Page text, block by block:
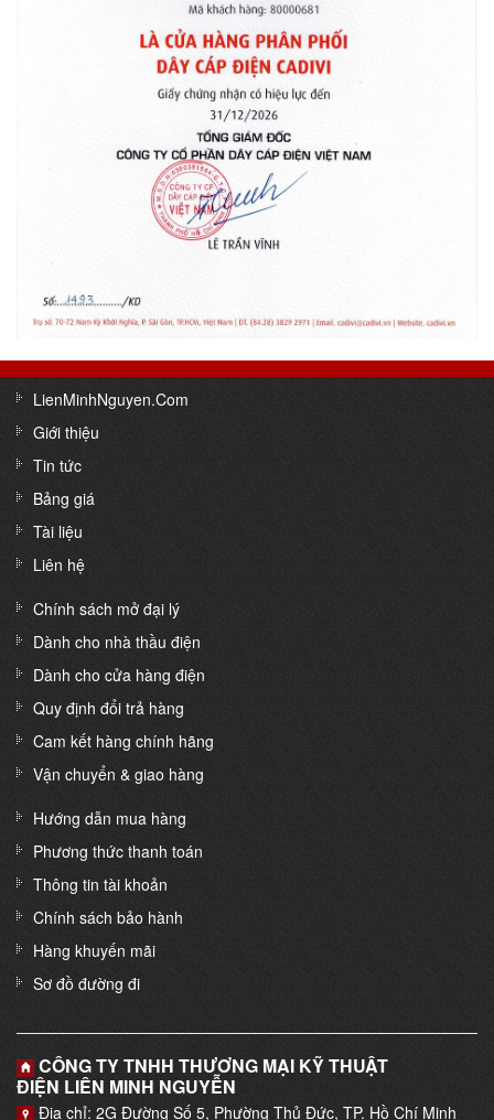
LienMinhNguyen.Com
Giới thiệu
Tin tức
Bảng giá
Tài liệu
Liên hệ
Chính sách mở đại lý
Dành cho nhà thầu điện
Dành cho cửa hàng điện
Quy định đổi trả hàng
Cam kết hàng chính hãng
Vận chuyển & giao hàng
Hướng dẫn mua hàng
Phương thức thanh toán
Thông tin tài khoản
Chính sách bảo hành
Hàng khuyến mãi
Sơ đồ đường đi
CÔNG TY TNHH THƯƠNG MẠI KỸ THUẬT
ĐIỆN LIÊN MINH NGUYỄN
Địa chỉ: 2G Đường Số 5, Phường Thủ Đức, TP. Hồ Chí Minh